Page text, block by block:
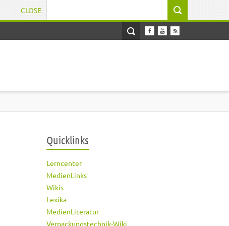
CLOSE
Quicklinks
Lerncenter
MedienLinks
Wikis
Lexika
MedienLiteratur
Verpackungstechnik-Wiki